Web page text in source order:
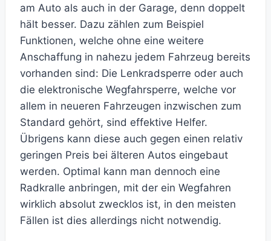
am Auto als auch in der Garage, denn doppelt
hält besser. Dazu zählen zum Beispiel
Funktionen, welche ohne eine weitere
Anschaffung in nahezu jedem Fahrzeug bereits
vorhanden sind: Die Lenkradsperre oder auch
die elektronische Wegfahrsperre, welche vor
allem in neueren Fahrzeugen inzwischen zum
Standard gehört, sind effektive Helfer.
Übrigens kann diese auch gegen einen relativ
geringen Preis bei älteren Autos eingebaut
werden. Optimal kann man dennoch eine
Radkralle anbringen, mit der ein Wegfahren
wirklich absolut zwecklos ist, in den meisten
Fällen ist dies allerdings nicht notwendig.